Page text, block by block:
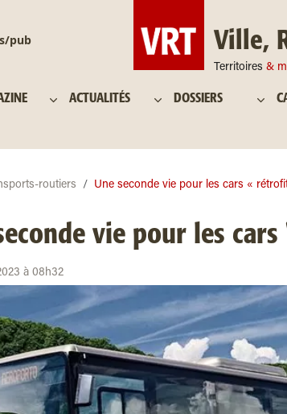
pub Ville,
Territoires &
ACTUALITÉS DOSSIERS
routiers Une seconde vie pour les cars «
vie pour les
à 08h32